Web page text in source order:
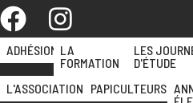
ADHÉSION LA
FORMATION
LES
D'ÉTUDE
L'ASSOCIATION PAPICULTEURS